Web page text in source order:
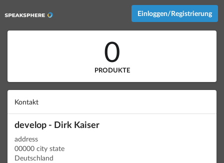
Einloggen/Registrierung
0
PRODUKTE
Kontakt
develop - Dirk Kaiser
address
00000 city state
Deutschland